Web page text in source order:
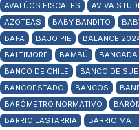
AVALÚOS FISCALES
AVIVA
AZOTEAS
BABY BANDITO
BAFA
BAJO PIE BALANCE
BALTIMORE
BAMBÚ
BANCO DE CHILE
BANCO DE
BANCOESTADO
BANCOS
BARÓMETRO NORMATIVO
BARRIO LASTARRIA
BARRIO